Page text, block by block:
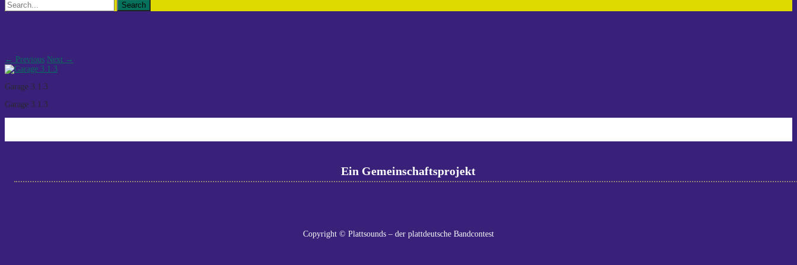
Search
for:
← Previous Next →
Garage 3.1.3
Garage 3.1.3
Ein Gemeinschaftsprojekt
Copyright © Plattsounds – der plattdeutsche Bandcontest